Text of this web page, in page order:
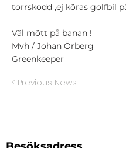
torrskodd ,ej köras golfbil
Väl mött på banan !
Mvh / Johan Örberg
Greenkeeper
< Previous News